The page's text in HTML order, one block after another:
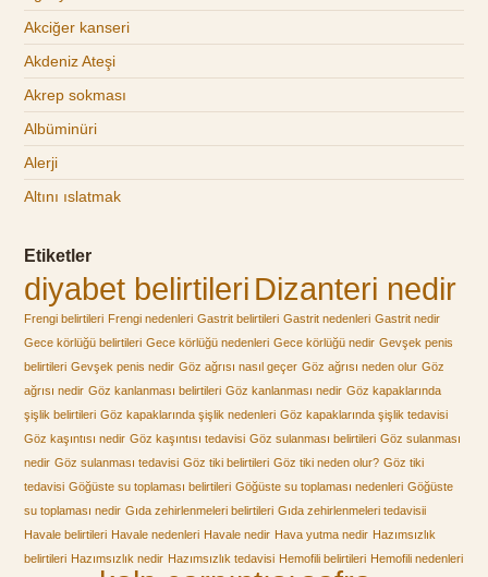
Akciğer kanseri
Akdeniz Ateşi
Akrep sokması
Albüminüri
Alerji
Altını ıslatmak
Etiketler
diyabet belirtileri Dizanteri nedir
Frengi belirtileri Frengi nedenleri Gastrit belirtileri Gastrit nedenleri Gastrit nedir
Gece körlüğü belirtileri Gece körlüğü nedenleri Gece körlüğü nedir Gevşek penis
belirtileri Gevşek penis nedir Göz ağrısı nasıl geçer Göz ağrısı neden olur Göz
ağrısı nedir Göz kanlanması belirtileri Göz kanlanması nedir Göz kapaklarında
şişlik belirtileri Göz kapaklarında şişlik nedenleri Göz kapaklarında şişlik tedavisi
Göz kaşıntısı nedir Göz kaşıntısı tedavisi Göz sulanması belirtileri Göz sulanması
nedir Göz sulanması tedavisi Göz tiki belirtileri Göz tiki neden olur? Göz tiki
tedavisi Göğüste su toplaması belirtileri Göğüste su toplaması nedenleri Göğüste
su toplaması nedir Gıda zehirlenmeleri belirtileri Gıda zehirlenmeleri tedavisii
Havale belirtileri Havale nedenleri Havale nedir Hava yutma nedir Hazımsızlık
belirtileri Hazımsızlık nedir Hazımsızlık tedavisi Hemofili belirtileri Hemofili nedenleri